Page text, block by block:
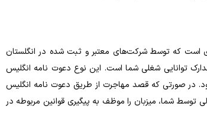
است که توسط شرکت‌های معتبر و ثبت شده در انگلستان
توانایی شغلی شما است. این نوع دعوت‌ نامه انگلیس
اقدام شود. در صورتی که قصد مهاجرت از طریق دعوت‌ نامه انگلیس
توسط شما، میزبان را موظف به پیگیری قوانین مربوطه در